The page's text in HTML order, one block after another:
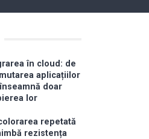
în cloud: de
aplicațiilor
doar
lor
repetată
rezistența